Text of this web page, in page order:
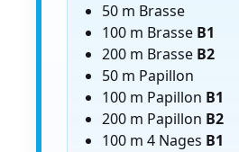
50 m Brasse
100 m Brasse B1
200 m Brasse B2
50 m Papillon
100 m Papillon B1
200 m Papillon B2
100 m 4 Nages B1